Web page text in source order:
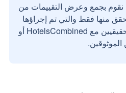
نقوم بجمع وعرض التقييمات من
منها فقط والتي تم إجراؤها
بواسطة مستخدمين حقيقيين مع HotelsCombined أو
الموثوقين.